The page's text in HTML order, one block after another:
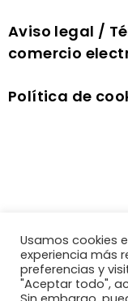
Aviso legal /
comercio
Política de
Usamos cookies
experiencia más
preferencias y
"Aceptar todo",